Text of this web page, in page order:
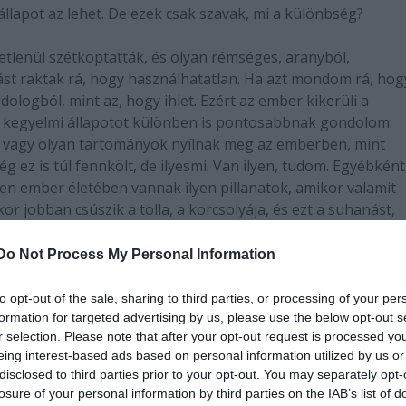
Not Process My Personal Information
opt-out of the sale, sharing to third parties, or processing of your
for targeted advertising by us, please use the below opt-out
selection. Please note that after your opt-out request is processed
interest-based ads based on personal information utilized by us
to third parties prior to your opt-out. You may separately
of your personal information by third parties on the IAB’s list of
az lehet. De ezek csak szavak, mi a különbség?
szétkoptatták, és olyan rémséges, aranyból,
raktak rá, hogy használhatatlan. Ha azt mondom rá,
mint az, hogy ihlet. Ezért az ember kikerüli a
állapotot különben is pontosabbnak gondolom:
olyan tartományok nyílnak meg az emberben, mint
ez is túl fennkölt, de ilyesmi. Van ilyen, tudom.
ember életében vannak ilyen pillanatok, amikor valamit
jobban csúszik a tolla, a korcsolyája, és ezt a suhanást,
kell, különben, abból nagy taknyolás lesz. Uralhatatlan
Ezt mindenki tudja, aki próbálkozott már azzal, hogy
tetszhet, úgy tűnik, hogy hú, akkor most a kezemben
Mert ezt az állapotot tiszta fejjel kell megteremteni. A
játszani. Nagyon fontos, hogy legyen indulat, de csak
nem lehet színpadon érzékeltetni, mert ripacséria